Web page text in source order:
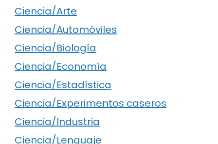
Ciencia/Arte
Ciencia/Automóviles
Ciencia/Biología
Ciencia/Economía
Ciencia/Estadística
Ciencia/Experimentos caseros
Ciencia/Industria
Ciencia/Lenguaje